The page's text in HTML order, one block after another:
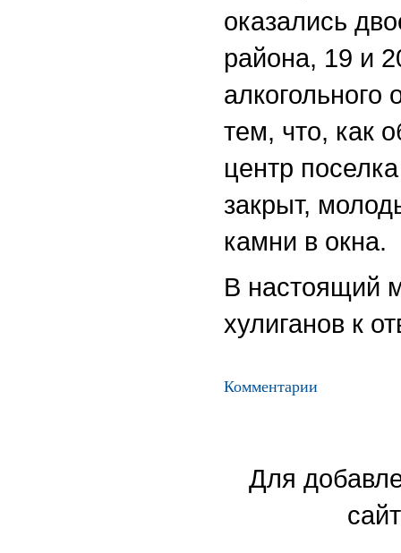
оказались
района, 19 и
тем, что, как
центр
закрыт,
камни в окна.
В настоящий
хулиганов к
Комментарии
Для